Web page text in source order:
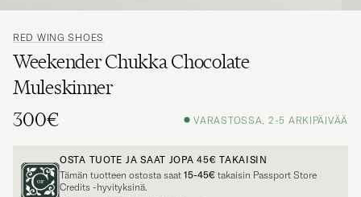
RED WING SHOES
Weekender Chukka Chocolate
Muleskinner
300€
VARASTOSSA, 2-5 ARKIPÄIVÄÄ
OSTA TUOTE JA SAAT JOPA45€ TAKAISIN
Tämän tuotteen ostosta saat 15-45€ takaisin Passport Store
Credits -hyvityksinä.